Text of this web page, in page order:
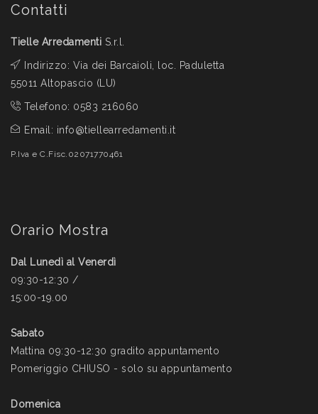
Contatti
Tielle Arredamenti S.r.l.
Indirizzo: Via dei Barcaioli, loc. Paduletta
55011 Altopascio (LU)
Telefono: 0583 216060
Email: info@tiellearredamenti.it
P.Iva e C.Fisc.02071770461
Orario Mostra
Dal Lunedì al Venerdì
09:30-12:30 /
15:00-19.00
Sabato
Mattina 09:30-12:30 gradito appuntamento
Pomeriggio CHIUSO - solo su appuntamento
Domenica